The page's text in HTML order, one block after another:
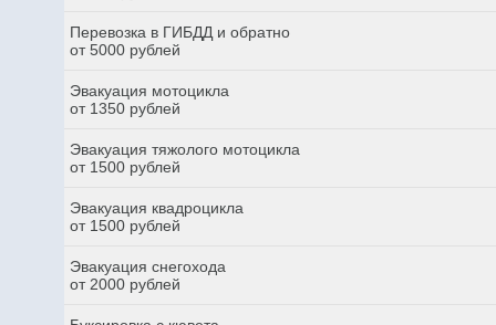
Перевозка в ГИБДД и обратно
от 5000 рублей
Эвакуация мотоцикла
от 1350 рублей
Эвакуация тяжолого мотоцикла
от 1500 рублей
Эвакуация квадроцикла
от 1500 рублей
Эвакуация снегохода
от 2000 рублей